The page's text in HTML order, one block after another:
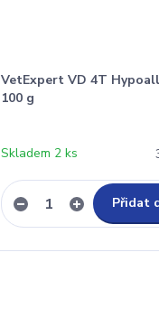
VetExpert VD 4T
100 g
Skladem 2 ks
Přidat